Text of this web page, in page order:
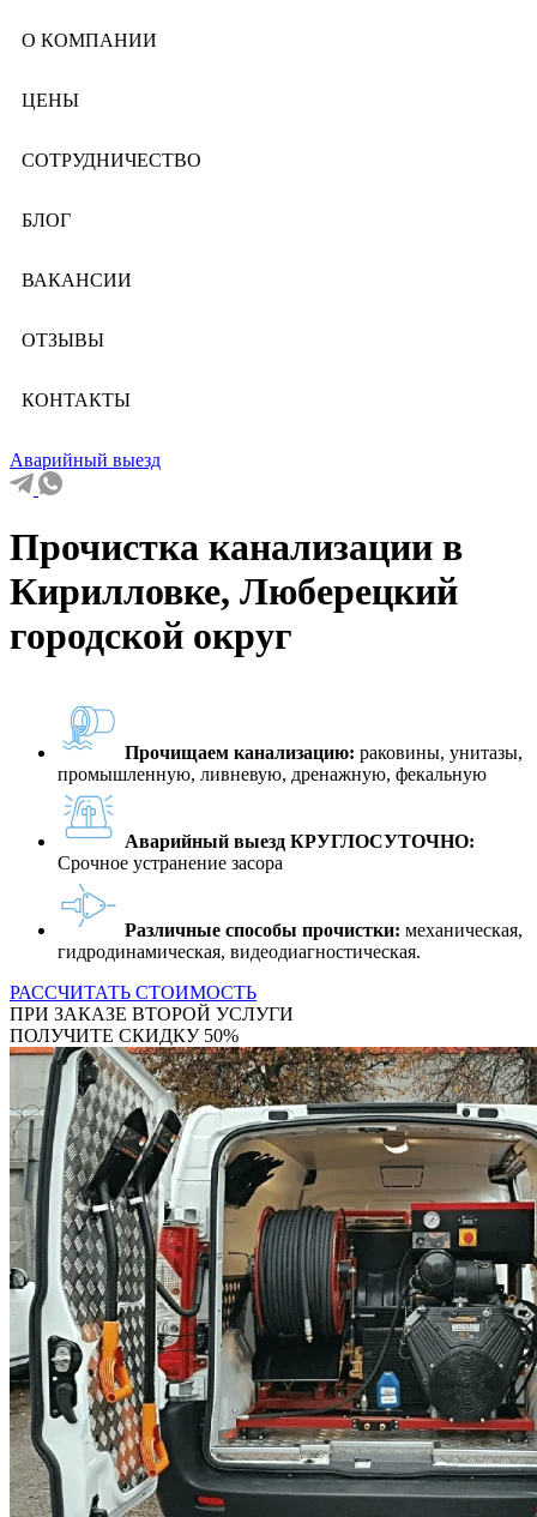
О КОМПАНИИ
ЦЕНЫ
СОТРУДНИЧЕСТВО
БЛОГ
ВАКАНСИИ
ОТЗЫВЫ
КОНТАКТЫ
Аварийный выезд
Прочистка канализации в
Кирилловке, Люберецкий
городской округ
Прочищаем канализацию: раковины, унитазы,
промышленную, ливневую, дренажную, фекальную
Аварийный выезд КРУГЛОСУТОЧНО:
Срочное устранение засора
Различные способы прочистки: механическая,
гидродинамическая, видеодиагностическая.
РАССЧИТАТЬ СТОИМОСТЬ
ПРИ ЗАКАЗЕ ВТОРОЙ УСЛУГИ
ПОЛУЧИТЕ СКИДКУ 50%